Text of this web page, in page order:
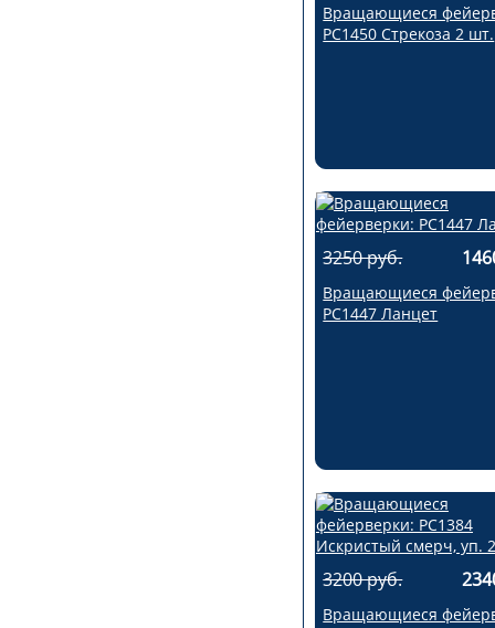
Вращающиеся
РС1450 Стрекоза 2 шт.
3250 руб.
Вращающиеся
РС1447 Ланцет
3200 руб.
Вращающиеся